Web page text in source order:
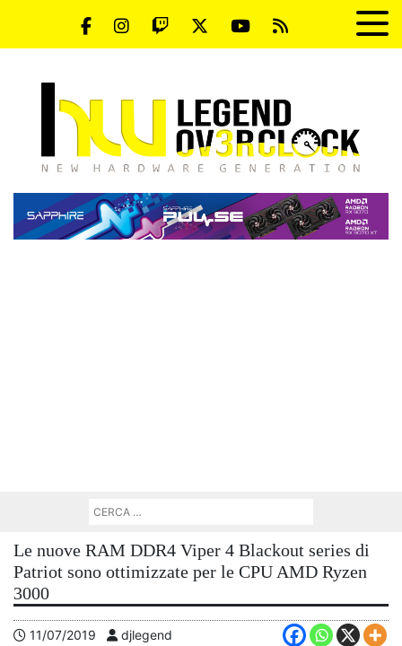
Le nuove RAM DDR4 Viper 4 Blackout series di
Patriot sono ottimizzate per le CPU AMD Ryzen
3000
11/07/2019 djlegend